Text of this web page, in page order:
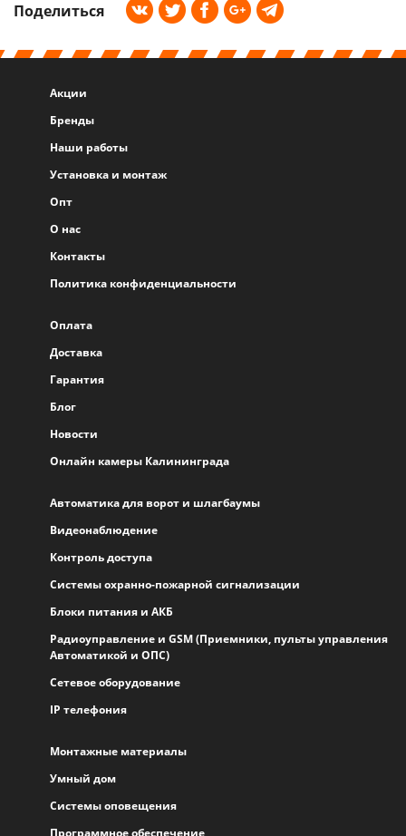
Поделиться
Акции
Бренды
Наши работы
Установка и монтаж
Опт
О нас
Контакты
Политика конфиденциальности
Оплата
Доставка
Гарантия
Блог
Новости
Онлайн камеры Калининграда
Автоматика для ворот и шлагбаумы
Видеонаблюдение
Контроль доступа
Системы охранно-пожарной сигнализации
Блоки питания и АКБ
Радиоуправление и GSM (Приемники, пульты управления
Автоматикой и ОПС)
Сетевое оборудование
IP телефония
Монтажные материалы
Умный дом
Системы оповещения
Программное обеспечение